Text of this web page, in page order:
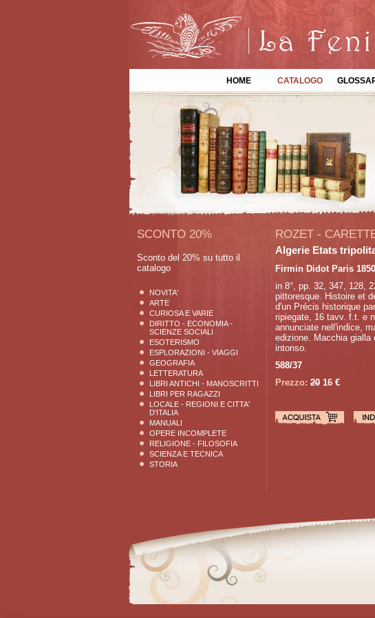
HOME CATALOGO
SCONTO 20%
Sconto del 20% su tutto il
catalogo
NOVITA'
ARTE
CURIOSA E VARIE
DIRITTO - ECONOMIA -
SCIENZE SOCIALI
ESOTERISMO
ESPLORAZIONI - VIAGGI
GEOGRAFIA
LETTERATURA
LIBRI ANTICHI - MANOSCRITTI
LIBRI PER RAGAZZI
LOCALE - REGIONI E CITTA'
D'ITALIA
MANUALI
OPERE INCOMPLETE
RELIGIONE - FILOSOFIA
SCIENZA E TECNICA
STORIA
ROZET -
Algerie Etats
Firmin Didot Paris 1850
in 8°, pp. 32, 347, 128,
pittoresque. Histoire et
d'un Précis historique
ripiegate, 16 tavv. f.t. e
annunciate nell'indice,
edizione. Macchia gialla
intonso.
588/37
Prezzo: 20 16 €